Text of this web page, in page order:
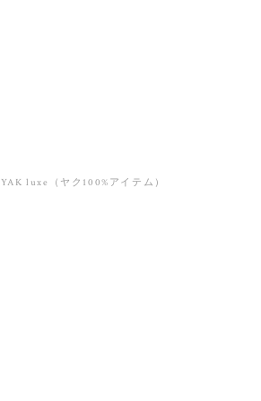
YAK luxe（ヤク100%アイテム）